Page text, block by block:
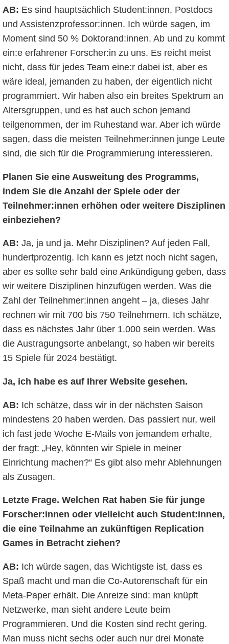
AB: Es sind hauptsächlich Student:innen, Postdocs
und Assistenzprofessor:innen. Ich würde sagen, im
Moment sind 50 % Doktorand:innen. Ab und zu kommt
ein:e erfahrener Forscher:in zu uns. Es reicht meist
nicht, dass für jedes Team eine:r dabei ist, aber es
wäre ideal, jemanden zu haben, der eigentlich nicht
programmiert. Wir haben also ein breites Spektrum an
Altersgruppen, und es hat auch schon jemand
teilgenommen, der im Ruhestand war. Aber ich würde
sagen, dass die meisten Teilnehmer:innen junge Leute
sind, die sich für die Programmierung interessieren.
Planen Sie eine Ausweitung des Programms,
indem Sie die Anzahl der Spiele oder der
Teilnehmer:innen erhöhen oder weitere Disziplinen
einbeziehen?
AB: Ja, ja und ja. Mehr Disziplinen? Auf jeden Fall,
hundertprozentig. Ich kann es jetzt noch nicht sagen,
aber es sollte sehr bald eine Ankündigung geben, dass
wir weitere Disziplinen hinzufügen werden. Was die
Zahl der Teilnehmer:innen angeht – ja, dieses Jahr
rechnen wir mit 700 bis 750 Teilnehmern. Ich schätze,
dass es nächstes Jahr über 1.000 sein werden. Was
die Austragungsorte anbelangt, so haben wir bereits
15 Spiele für 2024 bestätigt.
Ja, ich habe es auf Ihrer Website gesehen.
AB: Ich schätze, dass wir in der nächsten Saison
mindestens 20 haben werden. Das passiert nur, weil
ich fast jede Woche E-Mails von jemandem erhalte,
der fragt: „Hey, könnten wir Spiele in meiner
Einrichtung machen?“ Es gibt also mehr Ablehnungen
als Zusagen.
Letzte Frage. Welchen Rat haben Sie für junge
Forscher:innen oder vielleicht auch Student:innen,
die eine Teilnahme an zukünftigen Replication
Games in Betracht ziehen?
AB: Ich würde sagen, das Wichtigste ist, dass es
Spaß macht und man die Co-Autorenschaft für ein
Meta-Paper erhält. Die Anreize sind: man knüpft
Netzwerke, man sieht andere Leute beim
Programmieren. Und die Kosten sind recht gering.
Man muss nicht sechs oder auch nur drei Monate